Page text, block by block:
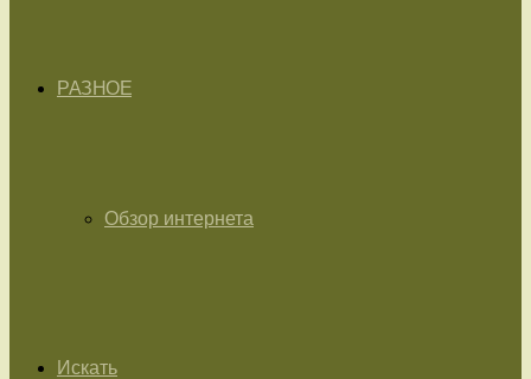
РАЗНОЕ
Обзор интернета
Искать